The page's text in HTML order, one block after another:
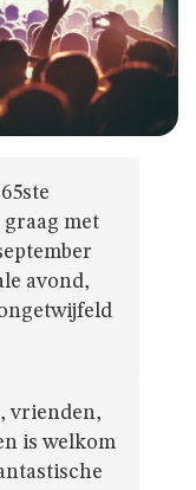
met
avond,
vrienden,
is welkom